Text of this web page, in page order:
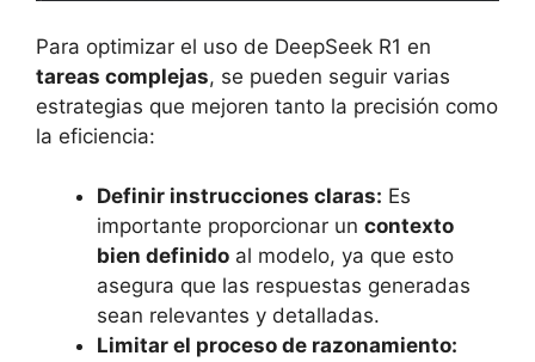
Para optimizar el uso de DeepSeek R1 en
tareas complejas, se pueden seguir varias
estrategias que mejoren tanto la precisión como
la eficiencia:
Definir instrucciones claras: Es
importante proporcionar un contexto
bien definido al modelo, ya que esto
asegura que las respuestas generadas
sean relevantes y detalladas.
Limitar el proceso de razonamiento: